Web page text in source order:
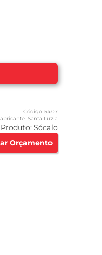
Código: 5407
Santa Luzia
Sócalo
Orçamento